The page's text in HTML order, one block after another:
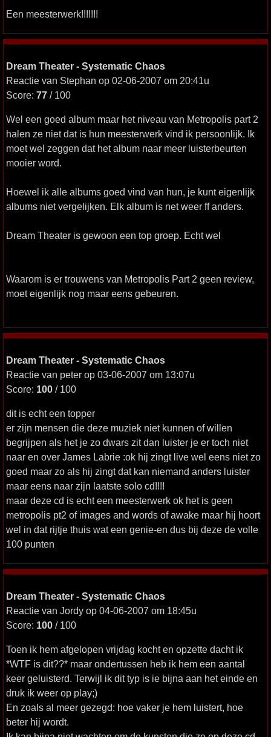
Een meesterwerk!!!!!!!
Dream Theater - Systematic Chaos
Reactie van Stephan op 02-06-2007 om 20:41u
Score: 77 / 100
Wel een goed album maar het niveau van Metropolis part 2
halen ze niet dat is hun meesterwerk vind ik persoonlijk. Ik
moet wel zeggen dat het album naar meer luisterbeurten
mooier word.
Hoewel ik alle albums goed vind van hun, je kunt eigenlijk
albums niet vergelijken. Elk album is net weer ff anders.
Dream Theater is gewoon een top groep. Echt wel
Waarom is er trouwens van Metropolis Part 2 geen review,
moet eigenlijk nog maar eens gebeuren.
Dream Theater - Systematic Chaos
Reactie van peter op 03-06-2007 om 13:07u
Score: 100 / 100
dit is echt een topper
er zijn mensen die deze muziek niet kunnen of willen
begrijpen als het je zo dwars zit dan luister je er toch niet
naar en over James Labrie :ok hij zingt live wel eens niet zo
goed maar zo als hij zingt dat kan niemand anders luister
maar eens naar zijn laatste solo cd!!!!
maar deze cd is echt een meesterwerk ok het is geen
metropolis pt2 of images and words of awake maar hij hoort
wel in dat rijtje thuis wat een genie-en dus bij deze de volle
100 punten
Dream Theater - Systematic Chaos
Reactie van Jordy op 04-06-2007 om 18:45u
Score: 100 / 100
Toen ik hem afgelopen vrijdag kocht en opzette dacht ik
*WTF is dit??* maar ondertussen heb ik hem een aantal
keer geluisterd. Terwijl ik dit typ is ie bijna aan het einde en
druk ik weer op play;)
En zoals al meer gezegd: hoe vaker je hem luistert, hoe
beter hij wordt.